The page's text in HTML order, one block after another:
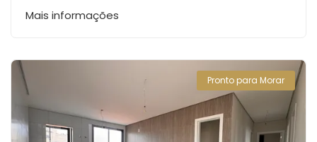
Mais informações
Pronto para Morar